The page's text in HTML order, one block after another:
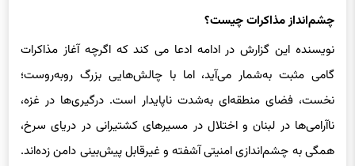
چشم‌انداز مذاکرات چیست؟
نویسنده این گزارش در ادامه ادعا می کند که اگرچه آغاز مذاکرات
گامی مثبت به‌شمار می‌آید، اما با چالش‌هایی بزرگ روبه‌روست؛
نخست، فضای منطقه‌ای به‌شدت ناپایدار است. درگیری‌ها در غزه،
ناآرامی‌ها در لبنان و اختلال در مسیرهای کشتیرانی در دریای سرخ،
همگی به چشم‌اندازی امنیتی آشفته و غیرقابل پیش‌بینی دامن زده‌اند.